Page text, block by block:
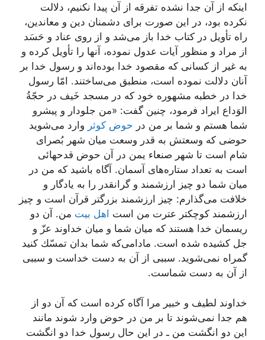
اینكه از آن جدا نشده تفرقه از آن پیدا نكنیم، دلالت
نكرده بود، در این صورت براى دشمنان دین و معاندین،
راه تأویل در كتاب خدا باز مى‌شد و از روى عناد و حَسَد
از مراد و منظور آیات عدول نموده، آنها را تأویل كرده و
به غیر از كسانى كه مقصود خدا بوده‌اند و رسول خدا بر
آنان دلالت نموده است، منطبق مى‌ساختند. امّا رسول
خدا در خطبه مشهوره خود كه در مسجد خَیف در حجّةُ
الوَداع ایراد فرمود، چنین گفت: «من جلودار و پیشرو
شما هستم و شما بر من در حوض كوثر وارد مى‌شوید
حوضى كه وسعتش به قدر وسعت میان شهر بُصراى
شام است تا شهر صنعاء یمن‌ در آن حوض قدحهائى
است به تعداد ستاره‌هاى آسمان. آگاه باشید كه من در
میان شما دو چیز ارزشمند و گرانقدر را به یادگار و
خلافت مى‌گذارم: چیز ارزشمند بزرگتر قرآن است و چیز
ارزشمند كوچكتر عترت من است اهل بیت من. آن دو
ریسمان خدا هستند كه میان شما و میان خداوند عزّ و
جل كشیده شده است. مادامى‌كه شما بدان تمسّك كنید
گمراه نمى‌شوید. سببى از آن به دست خداست و سببى
از آن به دست شماست.
خداوند لطیف و خبیر مرا آگاه كرده است كه آن دو از
هم جدا نمى‌شوند تا بر من در حوض وارد شوند مانند
این دو انگشت من ـ در این حال رسول خدا دو انگشت